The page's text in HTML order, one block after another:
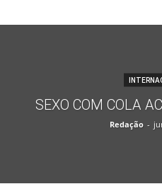
SEXO COM COLA
Redação -